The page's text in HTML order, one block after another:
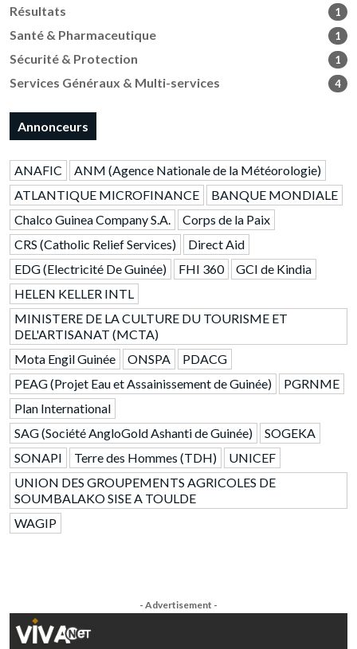
Résultats 1
Santé & Pharmaceutique 1
Sécurité & Protection 1
Services Généraux & Multi-services 4
Annonceurs
ANAFIC
ANM (Agence Nationale de la Météorologie)
ATLANTIQUE MICROFINANCE
BANQUE MONDIALE
Chalco Guinea Company S.A.
Corps de la Paix
CRS (Catholic Relief Services)
Direct Aid
EDG (Electricité De Guinée)
FHI 360
GCI de Kindia
HELEN KELLER INTL
MINISTERE DE LA CULTURE DU TOURISME ET
DEL'ARTISANAT (MCTA)
Mota Engil Guinée
ONSPA
PDACG
PEAG (Projet Eau et Assainissement de Guinée)
PGRNME
Plan International
SAG (Société AngloGold Ashanti de Guinée)
SOGEKA
SONAPI
Terre des Hommes (TDH)
UNICEF
UNION DES GROUPEMENTS AGRICOLES DE
SOUMBALAKO SISE A TOULDE
WAGIP
- Advertisement -